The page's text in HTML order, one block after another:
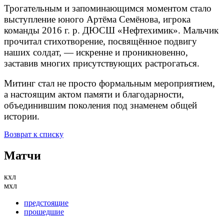
Трогательным и запоминающимся моментом стало
выступление юного Артёма Семёнова, игрока
команды 2016 г. р. ДЮСШ «Нефтехимик». Мальчик
прочитал стихотворение, посвящённое подвигу
наших солдат, — искренне и проникновенно,
заставив многих присутствующих растрогаться.
Митинг стал не просто формальным мероприятием,
а настоящим актом памяти и благодарности,
объединившим поколения под знаменем общей
истории.
Возврат к списку
Матчи
кхл
мхл
предстоящие
прошедшие